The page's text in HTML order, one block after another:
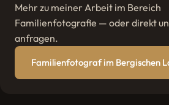
Mehr zu meiner Arbeit im Bereich
Familienfotografie — oder direkt
anfragen.
Familienfotograf im Bergischen